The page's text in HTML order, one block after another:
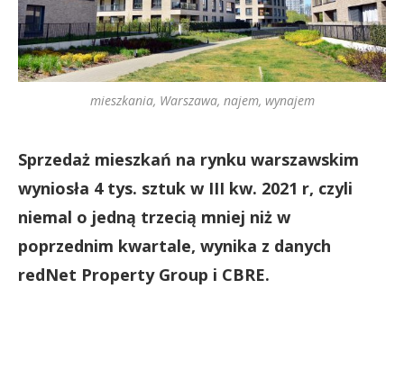
mieszkania, Warszawa, najem, wynajem
Sprzedaż mieszkań na rynku warszawskim
wyniosła 4 tys. sztuk w III kw. 2021 r, czyli
niemal o jedną trzecią mniej niż w
poprzednim kwartale, wynika z danych
redNet Property Group i CBRE.